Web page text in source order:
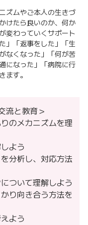
ズムやご本人の生きづ
けたら良いのか、何か
変わっていくサポート
」「返事をした」「生
なくなった」「何が苦
になった」「病院に行
ます。
流と教育＞
のメカニズムを理
よう
分析し、対応方法
ついて理解しよう
り向き合う方法を
よう